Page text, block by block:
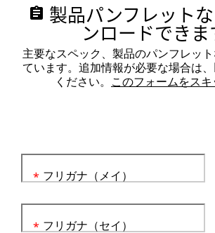
assignment 製品パンフレット
ンロードできま
主要なスペック、製品のパンフレッ
ています。追加情報が必要な場合は
ください。 このフォームをス
フリガナ（メイ）
*
フリガナ（セイ）
*